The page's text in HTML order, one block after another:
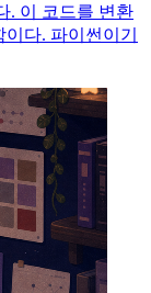
. 이 코드를 변환
다. 파이썬이기